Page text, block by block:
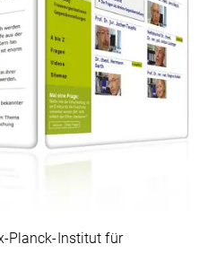
Planck-Institut für